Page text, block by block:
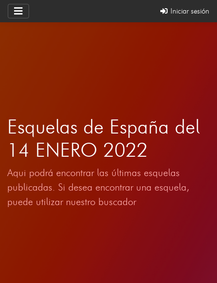
Iniciar sesión
Esquelas de España del
14 ENERO 2022
Aqui podrá encontrar las últimas esquelas
publicadas. Si desea encontrar una esquela,
puede utilizar nuestro buscador